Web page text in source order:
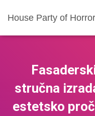
House Party of
stručna
estetsko